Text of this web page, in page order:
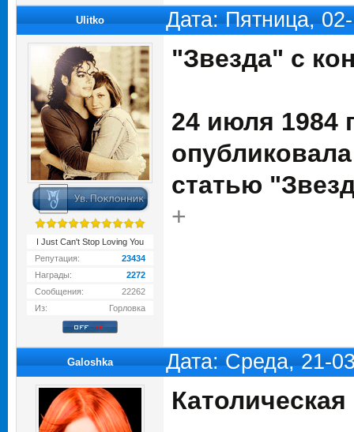
Ulitko Дата: Пятница,
I Just Can't Stop Loving You
Репутация:
23434
Награды:
2272
Сообщения:
22262
Из:
Горловка
"Звезда" с
24 июля 1984
статью
+
Galoshka Дата: Среда, 21-